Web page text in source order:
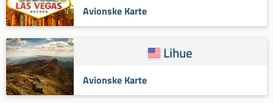
Avionske Karte
Lihue
Avionske Karte